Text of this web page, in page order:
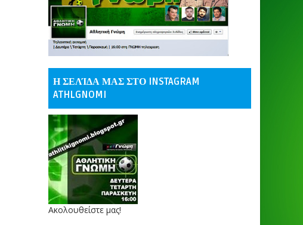
Η ΣΕΛΊΔΑ ΜΑΣ ΣΤΟ INSTAGRAM
ATHLGNOMI
Ακολουθείστε μας!